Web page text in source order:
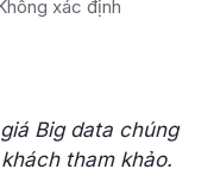
xác định
Big data chúng
tham khảo.